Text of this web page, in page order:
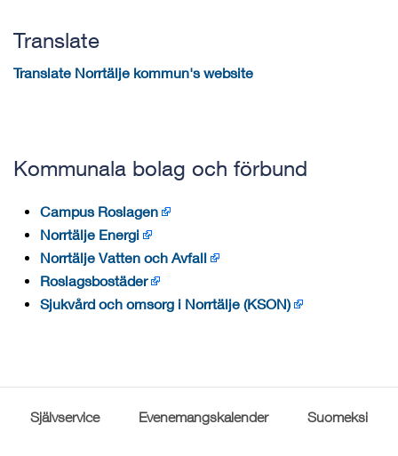
Translate
Translate Norrtälje kommun's website
Kommunala bolag och förbund
Campus Roslagen
Norrtälje Energi
Norrtälje Vatten och Avfall
Roslagsbostäder
Sjukvård och omsorg i Norrtälje (KSON)
Självservice Evenemangskalender Suomeksi